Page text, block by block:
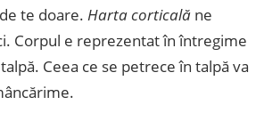
te doare. Harta corticalăne
Corpul e reprezentat în întregime
Ceea ce se petrece în talpă va